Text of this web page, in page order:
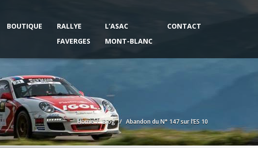
BOUTIQUE
RALLYE
FAVERGES
L’ASAC
MONT-BLANC
CONTACT
Home Blog Abandon du N° 147 sur l’ES 10